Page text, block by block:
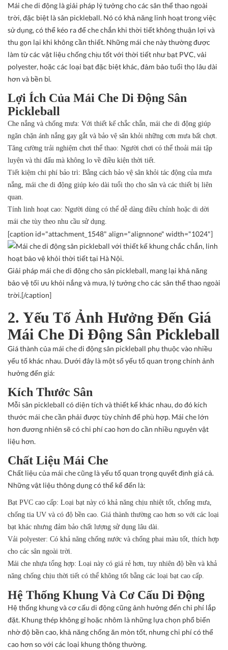
Mái che di động là giải pháp lý tưởng cho các sân thể thao ngoài
trời, đặc biệt là sân pickleball. Nó có khả năng linh hoạt trong việc
sử dụng, có thể kéo ra để che chắn khi thời tiết không thuận lợi và
thu gọn lại khi không cần thiết. Những mái che này thường được
làm từ các vật liệu chống chịu tốt với thời tiết như bạt PVC, vải
polyester, hoặc các loại bạt đặc biệt khác, đảm bảo tuổi thọ lâu dài
hơn và bền bỉ.
Lợi Ích Của Mái Che Di Động Sân
Pickleball
Che nắng và chống mưa: Với thiết kế chắc chắn, mái che di động giúp
ngăn chặn ánh nắng gay gắt và bảo vệ sân khỏi những cơn mưa bất chợt.
Tăng cường trải nghiệm chơi thể thao: Người chơi có thể thoải mái tập
luyện và thi đấu mà không lo về điều kiện thời tiết.
Tiết kiệm chi phí bảo trì: Bằng cách bảo vệ sân khỏi tác động của mưa
nắng, mái che di động giúp kéo dài tuổi thọ cho sân và các thiết bị liên
quan.
Tính linh hoạt cao: Người dùng có thể dễ dàng điều chỉnh hoặc di dời
mái che tùy theo nhu cầu sử dụng.
[caption id="attachment_1548" align="alignnone" width="1024"]
Giải pháp mái che di động cho sân pickleball, mang lại khả năng
bảo vệ tối ưu khỏi nắng và mưa, lý tưởng cho các sân thể thao ngoài
trời.[/caption]
2. Yếu Tố Ảnh Hưởng Đến Giá
Mái Che Di Động Sân Pickleball
Giá thành của mái che di động sân pickleball phụ thuộc vào nhiều
yếu tố khác nhau. Dưới đây là một số yếu tố quan trọng chính ảnh
hưởng đến giá:
Kích Thước Sân
Mỗi sân pickleball có diện tích và thiết kế khác nhau, do đó kích
thước mái che cần phải được tùy chỉnh để phù hợp. Mái che lớn
hơn đương nhiên sẽ có chi phí cao hơn do cần nhiều nguyên vật
liệu hơn.
Chất Liệu Mái Che
Chất liệu của mái che cũng là yếu tố quan trọng quyết định giá cả.
Những vật liệu thông dụng có thể kể đến là:
Bạt PVC cao cấp: Loại bạt này có khả năng chịu nhiệt tốt, chống mưa,
chống tia UV và có độ bền cao. Giá thành thường cao hơn so với các loại
bạt khác nhưng đảm bảo chất lượng sử dụng lâu dài.
Vải polyester: Có khả năng chống nước và chống phai màu tốt, thích hợp
cho các sân ngoài trời.
Mái che nhựa tổng hợp: Loại này có giá rẻ hơn, tuy nhiên độ bền và khả
năng chống chịu thời tiết có thể không tốt bằng các loại bạt cao cấp.
Hệ Thống Khung Và Cơ Cấu Di Động
Hệ thống khung và cơ cấu di động cũng ảnh hưởng đến chi phí lắp
đặt. Khung thép không gỉ hoặc nhôm là những lựa chọn phổ biến
nhờ độ bền cao, khả năng chống ăn mòn tốt, nhưng chi phí có thể
cao hơn so với các loại khung thông thường.